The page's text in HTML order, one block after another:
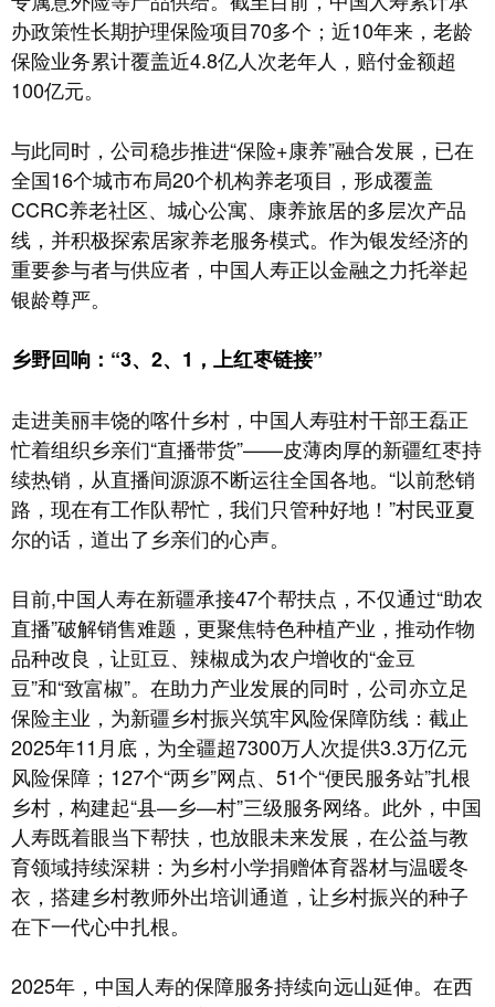
办政策性长期护理保险项目70多个；近10年来，老龄
保险业务累计覆盖近4.8亿人次老年人，赔付金额超
100亿元。
与此同时，公司稳步推进“保险+康养”融合发展，已在
全国16个城市布局20个机构养老项目，形成覆盖
CCRC养老社区、城心公寓、康养旅居的多层次产品
线，并积极探索居家养老服务模式。作为银发经济的
重要参与者与供应者，中国人寿正以金融之力托举起
银龄尊严。
乡野回响：“3、2、1，上红枣链接”
走进美丽丰饶的喀什乡村，中国人寿驻村干部王磊正
忙着组织乡亲们“直播带货”——皮薄肉厚的新疆红枣持
续热销，从直播间源源不断运往全国各地。“以前愁销
路，现在有工作队帮忙，我们只管种好地！”村民亚夏
尔的话，道出了乡亲们的心声。
目前,中国人寿在新疆承接47个帮扶点，不仅通过“助农
直播”破解销售难题，更聚焦特色种植产业，推动作物
品种改良，让豇豆、辣椒成为农户增收的“金豆
豆”和“致富椒”。在助力产业发展的同时，公司亦立足
保险主业，为新疆乡村振兴筑牢风险保障防线：截止
2025年11月底，为全疆超7300万人次提供3.3万亿元
风险保障；127个“两乡”网点、51个“便民服务站”扎根
乡村，构建起“县—乡—村”三级服务网络。此外，中国
人寿既着眼当下帮扶，也放眼未来发展，在公益与教
育领域持续深耕：为乡村小学捐赠体育器材与温暖冬
衣，搭建乡村教师外出培训通道，让乡村振兴的种子
在下一代心中扎根。
2025年，中国人寿的保障服务持续向远山延伸。在西